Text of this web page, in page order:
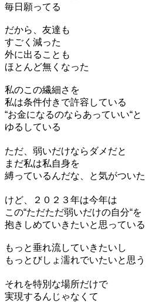
毎日願ってる
だから、友達も
すごく減った
外に出ることも
ほとんど無くなった
私のこの繊細さを
私は条件付きで許容している
“お金になるのならあっていい“と
ゆるしている
ただ、弱いだけならダメだと
まだ私は私自身を
縛っているんだな、と気がついた
けど、２０２３年は今年は
この“ただただ弱いだけの自分“を
抱きしめていきたいと思っている
もっと垂れ流していきたいし
もっとびしょ濡れでいたいと思う
それを特別な場所だけで
実現するんじゃなくて